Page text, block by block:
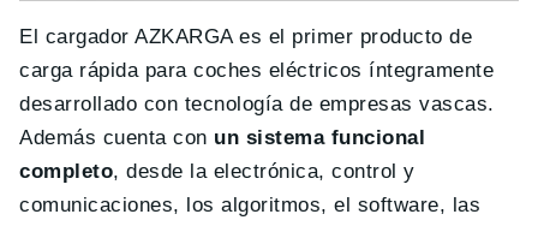
El cargador AZKARGA es el primer producto de
carga rápida para coches eléctricos íntegramente
desarrollado con tecnología de empresas vascas.
Además cuenta con un sistema funcional
completo, desde la electrónica, control y
comunicaciones, los algoritmos, el software, las